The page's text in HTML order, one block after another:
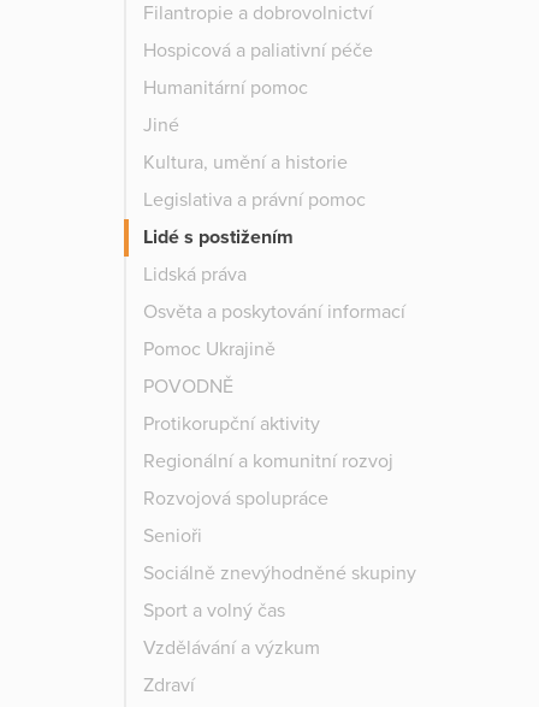
Filantropie a dobrovolnictví
Hospicová a paliativní péče
Humanitární pomoc
Jiné
Kultura, umění a historie
Legislativa a právní pomoc
Lidé s postižením
Lidská práva
Osvěta a poskytování informací
Pomoc Ukrajině
POVODNĚ
Protikorupční aktivity
Regionální a komunitní rozvoj
Rozvojová spolupráce
Senioři
Sociálně znevýhodněné skupiny
Sport a volný čas
Vzdělávání a výzkum
Zdraví